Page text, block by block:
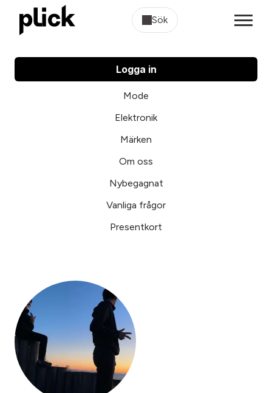
Sök
Logga in
Mode
Elektronik
Märken
Om oss
Nybegagnat
Vanliga frågor
Presentkort